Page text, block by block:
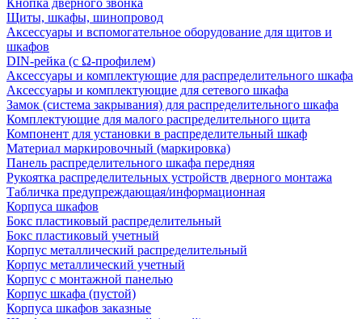
Кнопка дверного звонка
Щиты, шкафы, шинопровод
Аксессуары и вспомогательное оборудование для щитов и
шкафов
DIN-рейка (с Ω-профилем)
Аксессуары и комплектующие для распределительного шкафа
Аксессуары и комплектующие для сетевого шкафа
Замок (система закрывания) для распределительного шкафа
Комплектующие для малого распределительного щита
Компонент для установки в распределительный шкаф
Материал маркировочный (маркировка)
Панель распределительного шкафа передняя
Рукоятка распределительных устройств дверного монтажа
Табличка предупреждающая/информационная
Корпуса шкафов
Бокс пластиковый распределительный
Бокс пластиковый учетный
Корпус металлический распределительный
Корпус металлический учетный
Корпус с монтажной панелью
Корпус шкафа (пустой)
Корпуса шкафов заказные